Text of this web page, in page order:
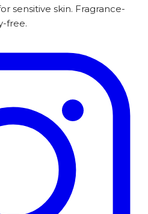
sensitive skin. Fragrance-
free.